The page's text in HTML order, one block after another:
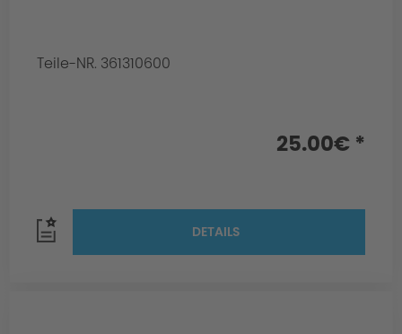
Teile-NR. 361310600
25.00€ *
DETAILS